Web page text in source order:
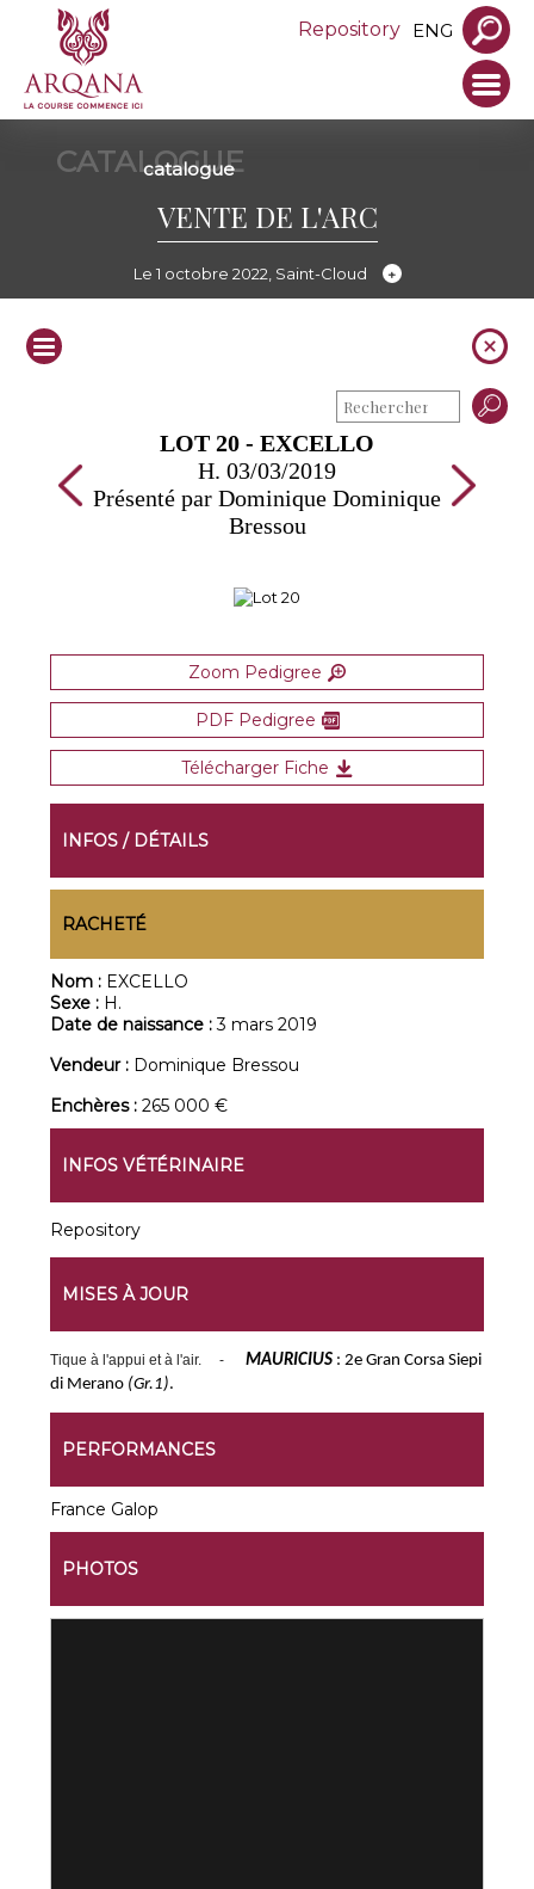
Repository ENG
CATALOGUE
catalogue
VENTE DE L'ARC
Le 1 octobre 2022, Saint-Cloud
LOT 20 - EXCELLO
H. 03/03/2019
Présenté par Dominique Dominique
Bressou
Zoom Pedigree
PDF Pedigree
Télécharger Fiche
INFOS / DÉTAILS
RACHETÉ
Nom : EXCELLO
Sexe : H.
Date de naissance :3 mars 2019
Vendeur : Dominique Bressou
Enchères :265 000 €
INFOS VÉTÉRINAIRE
Repository
MISES À JOUR
Tique à l'appui et à l'air. -MAURICIUS : 2e Gran Corsa Siepi
di Merano (Gr.1).
PERFORMANCES
France Galop
PHOTOS